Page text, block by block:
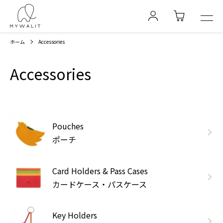
ホーム Accessories
Accessories
Pouches
ポーチ
Card Holders & Pass Cases
カードケース・パスケース
Key Holders